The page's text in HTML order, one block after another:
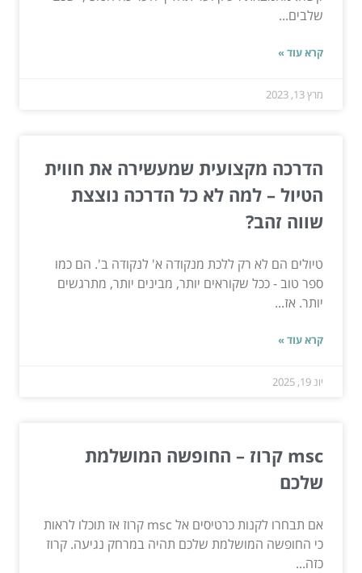
שלבים...
קרא עוד »
מרץ 13, 2023
הדרכה מקצועית שמעשירה את חווית
הטיול – למה לא כל הדרכה נוצצת
שווה זהב?
טיולים הם לא רק ללכת מנקודה א' לנקודה ב'. הם כמו
ספר טוב - ככל שקוראים יותר, מבינים יותר, מתרגשים
יותר. אז...
קרא עוד »
יונ 19, 2025
msc קרוז – החופשה המושלמת
שלכם
אם תבחרו לקנות כרטיסים אל msc קרוז אז תוכלו לראות
כי החופשה המושלמת שלכם תהיה במרחק נגיעה. קרוז
כזה...